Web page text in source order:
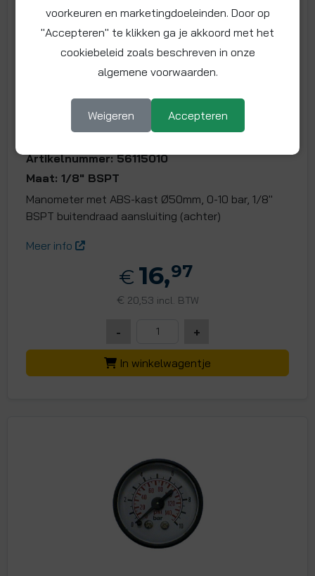
Manometer 0-10 bar, 50 mm kast,
1/8" BSPT buitendraad
Artikelnummer: 56115010
Maat: 1/8" BSPT
Manometer met ABS-kast Ø50mm, 0-10 bar, 1/8"
BSPT buitendraad aansluiting (achter)
Meer info
€ 16,97
€ 20,53 incl. BTW
- +
In winkelwagentje
voorkeuren en marketingdoeleinden. Door op
"Accepteren" te klikken ga je akkoord met het
cookiebeleid zoals beschreven in onze
algemene voorwaarden.
Weigeren Accepteren